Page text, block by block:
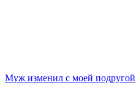
Муж изменил с моей подругой